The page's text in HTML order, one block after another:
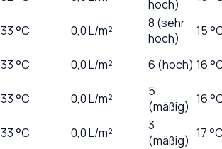
hoch)
33°C 0,0L/m²
8 (sehr
hoch)
15
33°C 0,0L/m² 6 (hoch) 16
33°C 0,0L/m²
5
(mäßig) 16
33°C 0,0L/m²
3
(mäßig) 17